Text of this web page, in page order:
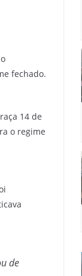
fechado.
14 de
o regime
de